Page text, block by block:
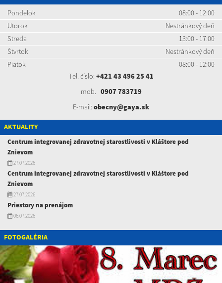
Pondelok
08:00 - 12:00
Utorok
Nestránkový deň
Streda
13:00 - 17:00
Štvrtok
Nestránkový deň
Piatok
08:00 - 12:00
Tel. číslo: +421 43 496 25 41
mob. 0907 783719
E-mail: obecny@gaya.sk
AKTUALITY
Centrum integrovanej zdravotnej starostlivosti v Kláštore pod
Znievom
27.07.2026
Centrum integrovanej zdravotnej starostlivosti v Kláštore pod
Znievom
27.07.2026
Priestory na prenájom
06.07.2026
FOTOGALÉRIA